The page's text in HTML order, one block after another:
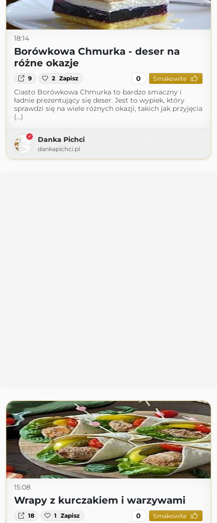
18:14
Borówkowa Chmurka - deser na
różne okazje
9 2 Zapisz 0 Smakowite
Ciasto Borówkowa Chmurka to bardzo smaczny i
ładnie prezentujący się deser. Jest to wypiek, który
sprawdzi się na wiele różnych okazji, takich jak przyjęcia
(...)
Danka Pichci
dankapichci.pl
15:08
Wrapy z kurczakiem i warzywami
18 1 Zapisz 0 Smakowite